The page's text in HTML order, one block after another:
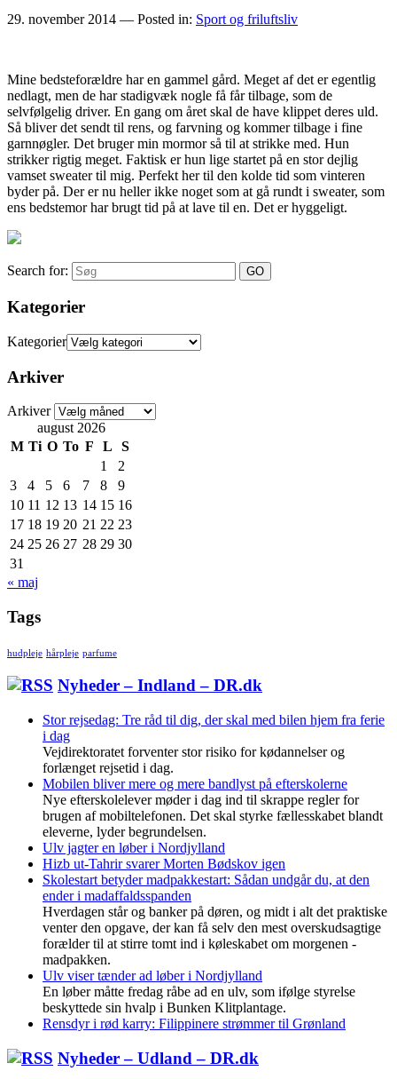
29. november 2014 — Posted in: Sport og friluftsliv
Mine bedsteforældre har en gammel gård. Meget af det er egentlig
nedlagt, men de har stadigvæk nogle få får tilbage, som de
selvfølgelig driver. En gang om året skal de have klippet deres uld.
Så bliver det sendt til rens, og farvning og kommer tilbage i fine
garnnøgler. Det bruger min mormor så til at strikke med. Hun
strikker rigtig meget. Faktisk er hun lige startet på en stor dejlig
vamset sweater til mig. Perfekt her til den kolde tid som vinteren
byder på. Der er nu heller ikke noget som at gå rundt i sweater, som
ens bedstemor har brugt tid på at lave til en. Det er hyggeligt.
Search for:
Kategorier
Kategorier
Arkiver
Arkiver
august 2026
M Ti O To F L
S
1
2
3
4 5 6 7 8
9
10 11 12 13 14 15 16
17 18 19 20 21 22 23
24 25 26 27 28 29 30
31
« maj
Tags
hudpleje hårpleje parfume
Nyheder – Indland – DR.dk
Stor rejsedag: Tre råd til dig, der skal med bilen hjem fra ferie
i dag
Vejdirektoratet forventer stor risiko for kødannelser og
forlænget rejsetid i dag.
Mobilen bliver mere og mere bandlyst på efterskolerne
Nye efterskolelever møder i dag ind til skrappe regler for
brugen af mobiltelefonen. Det skal styrke fællesskabet blandt
eleverne, lyder begrundelsen.
Ulv jagter en løber i Nordjylland
Hizb ut-Tahrir svarer Morten Bødskov igen
Skolestart betyder madpakkestart: Sådan undgår du, at den
ender i madaffaldsspanden
Hverdagen står og banker på døren, og midt i alt det praktiske
venter den opgave, der kan få selv den mest overskudsagtige
forælder til at stirre tomt ind i køleskabet om morgenen -
madpakken.
Ulv viser tænder ad løber i Nordjylland
En løber måtte fredag råbe ad en ulv, som ifølge styrelse
beskyttede sin hvalp i Bunken Klitplantage.
Rensdyr i rød karry: Filippinere strømmer til Grønland
Nyheder – Udland – DR.dk